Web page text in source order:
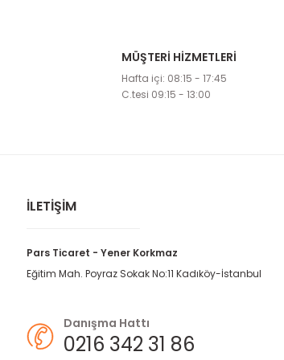
MÜŞTERİ HİZMETLERİ
Hafta içi: 08:15 - 17:45
C.tesi 09:15 - 13:00
İLETİŞİM
Pars Ticaret - Yener Korkmaz
Eğitim Mah. Poyraz Sokak No:11 Kadıköy-İstanbul
Danışma Hattı
0216 342 31 86